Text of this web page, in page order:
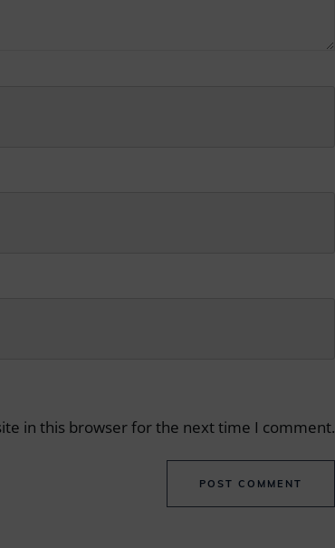
in this browser for the next time I comment.
POST COMMENT